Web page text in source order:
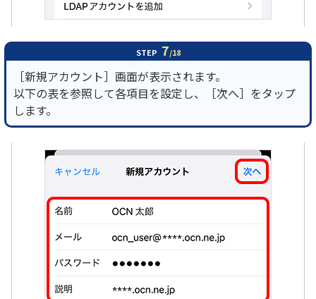
STEP 7/18
［新規アカウント］画面が表示されます。
以下の表を参照して各項目を設定し、［次へ］をタップ
します。